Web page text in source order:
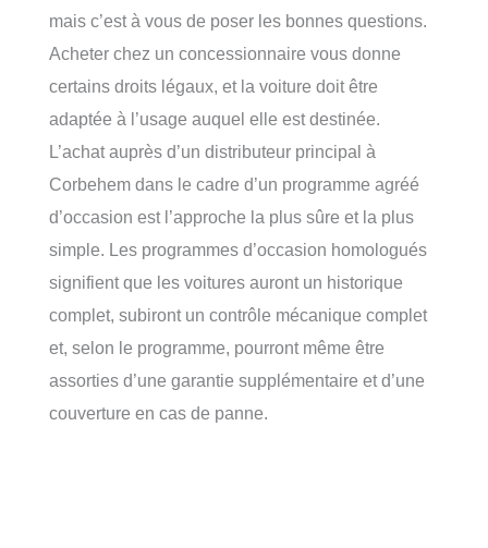
mais c’est à vous de poser les bonnes questions.
Acheter chez un concessionnaire vous donne
certains droits légaux, et la voiture doit être
adaptée à l’usage auquel elle est destinée.
L’achat auprès d’un distributeur principal à
Corbehem dans le cadre d’un programme agréé
d’occasion est l’approche la plus sûre et la plus
simple. Les programmes d’occasion homologués
signifient que les voitures auront un historique
complet, subiront un contrôle mécanique complet
et, selon le programme, pourront même être
assorties d’une garantie supplémentaire et d’une
couverture en cas de panne.